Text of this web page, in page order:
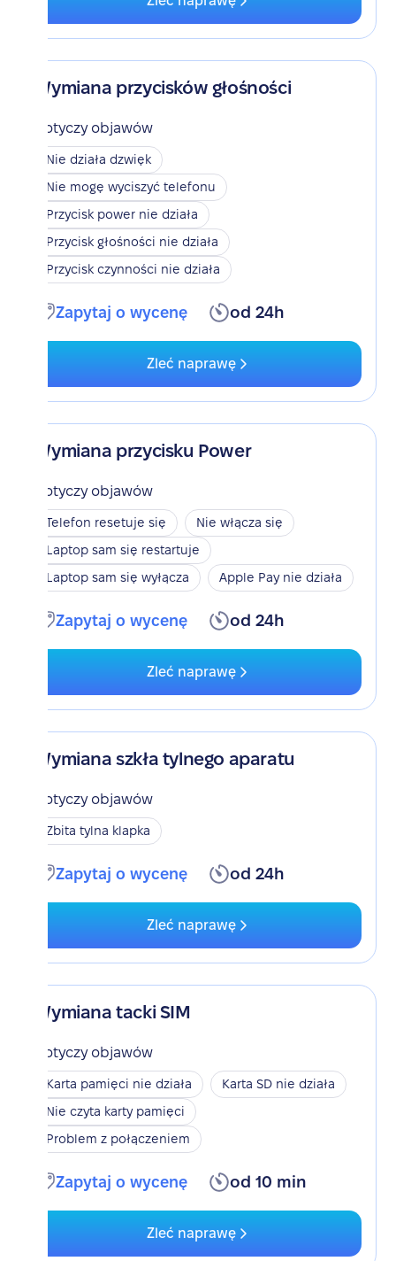
Wymiana przycisków głośności
Dotyczy objawów
Nie działa dzwięk
Nie mogę wyciszyć telefonu
Przycisk power nie działa
Przycisk głośności nie działa
Przycisk czynności nie działa
Zapytaj o wycenę od 24h
Zleć naprawę
Wymiana przycisku Power
Dotyczy objawów
Telefon resetuje się
Nie włącza się
Laptop sam się restartuje
Laptop sam się wyłącza
Apple Pay nie działa
Zapytaj o wycenę od 24h
Zleć naprawę
Wymiana szkła tylnego aparatu
Dotyczy objawów
Zbita tylna klapka
Zapytaj o wycenę od 24h
Zleć naprawę
Wymiana tacki SIM
Dotyczy objawów
Karta pamięci nie działa
Karta SD nie działa
Nie czyta karty pamięci
Problem z połączeniem
Zapytaj o wycenę od 10 min
Zleć naprawę